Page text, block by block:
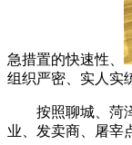
急措置的快速性、
组织严密、实人实
按照聊城、菏泽
业、发卖商、屠宰